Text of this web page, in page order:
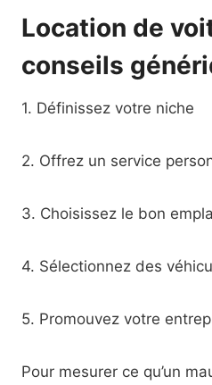
Location de
conseils
1. Définissez votre niche
2. Offrez un service
3. Choisissez le bon
4. Sélectionnez des
5. Promouvez votre
Pour mesurer ce qu’un